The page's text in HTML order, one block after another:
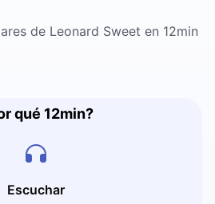
de Leonard Sweet en 12min
qué 12min?
Escuchar